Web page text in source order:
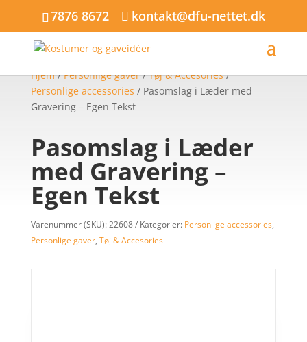
7876 8672 kontakt@dfu-nettet.dk
Hjem/Personlige gaver/Tøj & Accesories/
Personlige accessories / Pasomslag i Læder med
Gravering – Egen Tekst
Pasomslag i Læder
med Gravering –
Egen Tekst
Varenummer (SKU):22608 Kategorier: Personlige accessories,
Personlige gaver, Tøj & Accesories